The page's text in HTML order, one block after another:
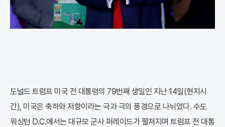
도널드 트럼프 미국 전 대통령의 79번째 생일인 지난 14일(현지시
간), 미국은 축하와 저항이라는 극과 극의 풍경으로 나뉘었다. 수도
워싱턴 D.C.에서는 대규모 군사 퍼레이드가 펼쳐지며 트럼프 전 대통